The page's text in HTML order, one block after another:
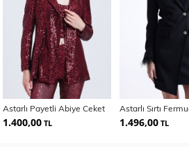
Astarlı Payetli Abiye Ceket
1.400,00 TL 1.496,00 TL